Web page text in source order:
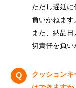
ただし遅延に
負いかねます
また、納品
切責任を負い
クッションキ